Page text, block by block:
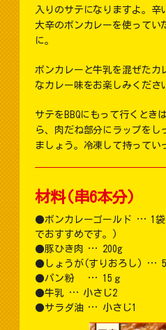
入りのサテになりますよ。辛
大辛のボンカレーを使ってい
に。
ボンカレーと牛乳を混ぜたカ
なカレー味をお楽しみくださ
サテをBBQにもって行くとき
ら、肉だね部分にラップをし
ましょう。冷凍して持ってい
材料(串6本分)
ボンカレーゴールド … 1
でおすすめです。)
豚ひき肉 … 200g
しょうが(すりおろし) …
パン粉 … 15ｇ
牛乳 … 小さじ2
サラダ油 … 小さじ1